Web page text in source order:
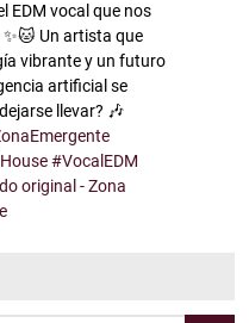
EDM vocal que nos
Un artista que
vibrante y un futuro
artificial se
llevar? 🎶
#VocalEDM
original - Zona